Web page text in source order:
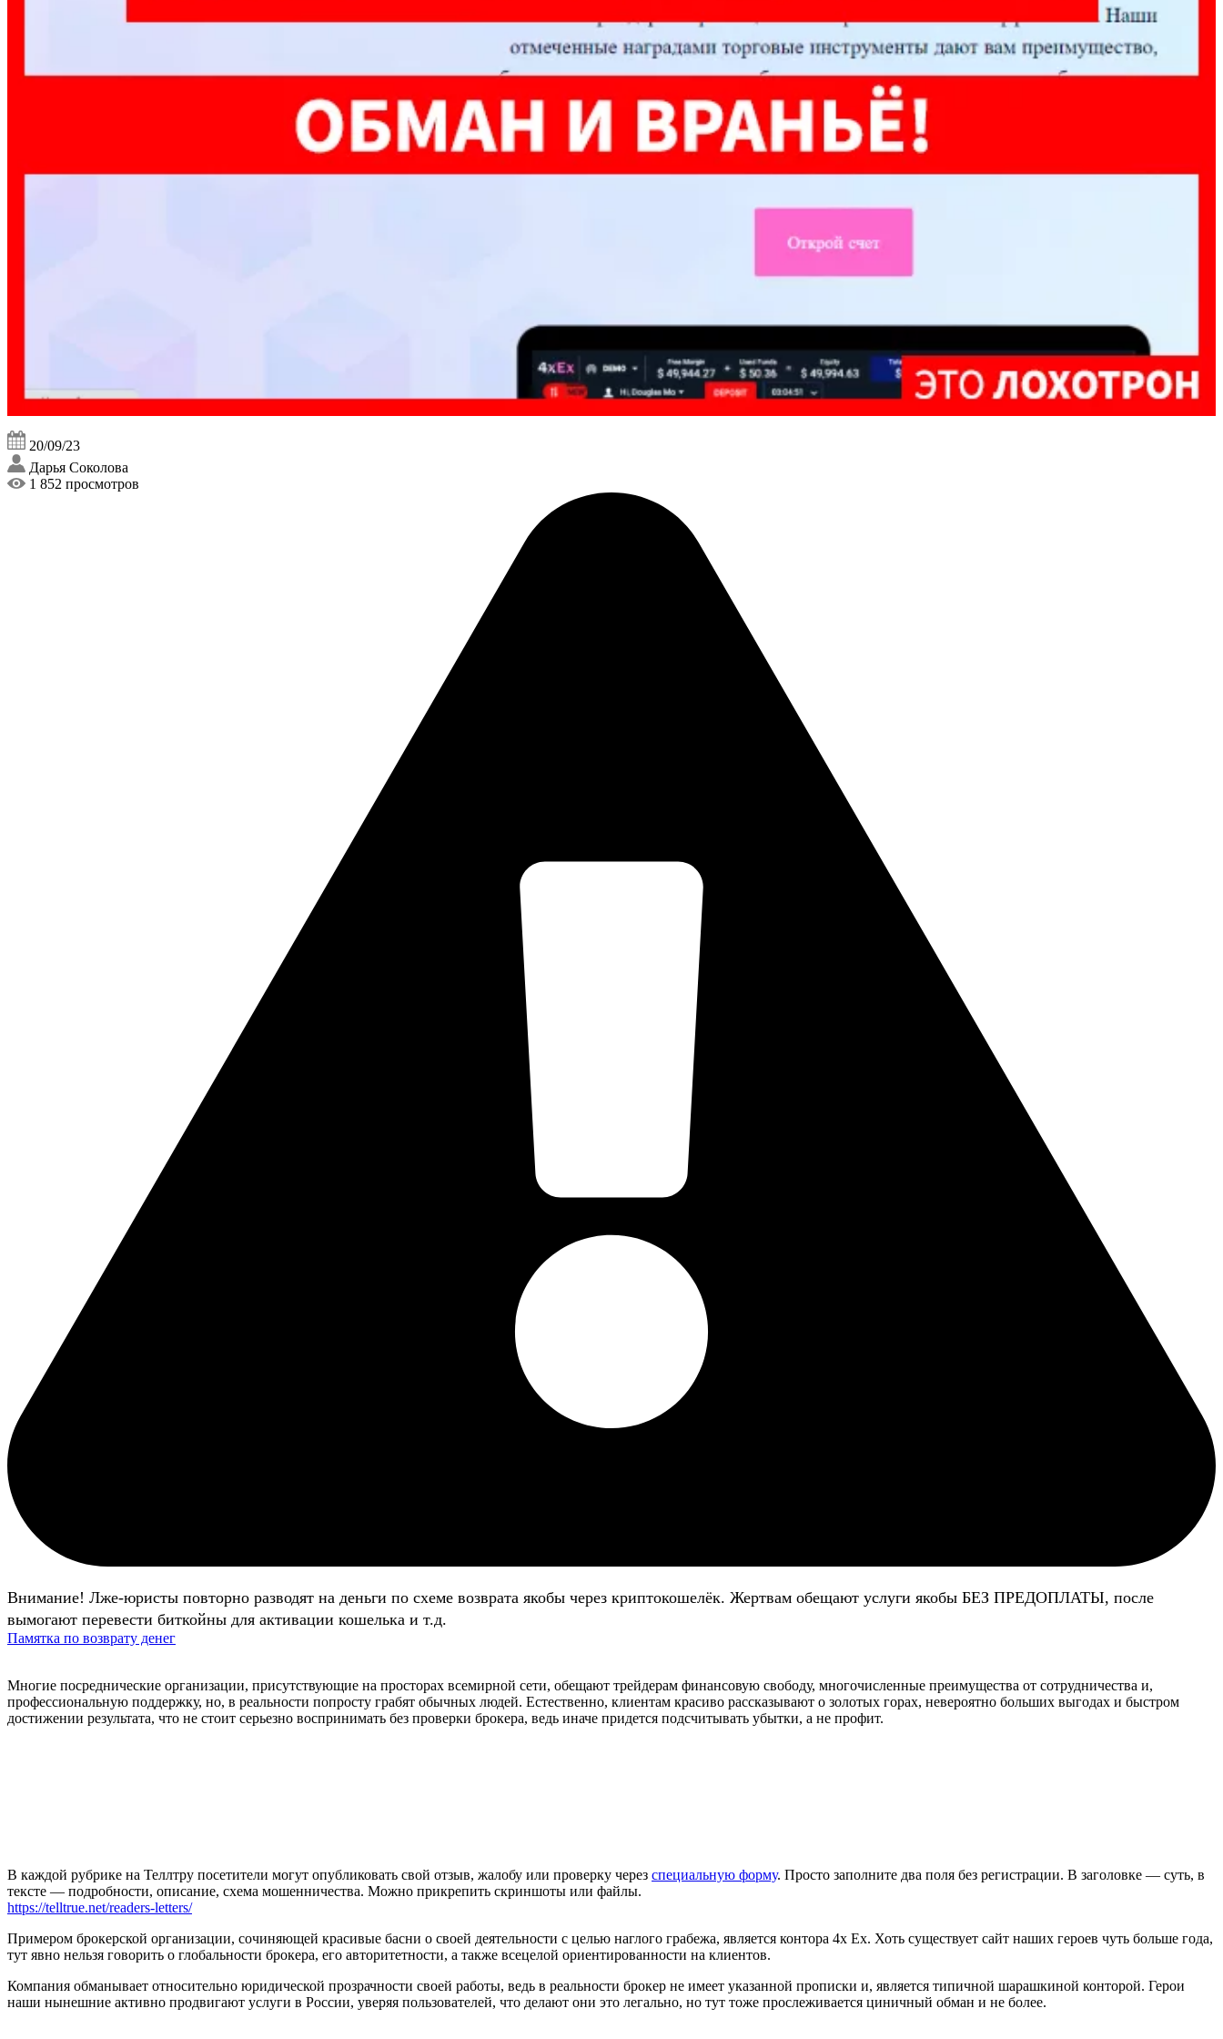
20/09/23
Дарья Соколова
1 852 просмотров
Внимание! Лже-юристы повторно разводят на деньги по схеме возврата якобы через криптокошелёк. Жертвам обещают услуги якобы БЕЗ ПРЕДОПЛАТЫ, после
вымогают перевести биткойны для активации кошелька и т.д.
Памятка по возврату денег
Многие посреднические организации, присутствующие на просторах всемирной сети, обещают трейдерам финансовую свободу, многочисленные преимущества от сотрудничества и,
профессиональную поддержку, но, в реальности попросту грабят обычных людей. Естественно, клиентам красиво рассказывают о золотых горах, невероятно больших выгодах и быстром
достижении результата, что не стоит серьезно воспринимать без проверки брокера, ведь иначе придется подсчитывать убытки, а не профит.
В каждой рубрике на Теллтру посетители могут опубликовать свой отзыв, жалобу или проверку через специальную форму. Просто заполните два поля без регистрации. В заголовке — суть, в
тексте — подробности, описание, схема мошенничества. Можно прикрепить скриншоты или файлы.
https://telltrue.net/readers-letters/
Примером брокерской организации, сочиняющей красивые басни о своей деятельности с целью наглого грабежа, является контора 4x Ex. Хоть существует сайт наших героев чуть больше года,
тут явно нельзя говорить о глобальности брокера, его авторитетности, а также всецелой ориентированности на клиентов.
Компания обманывает относительно юридической прозрачности своей работы, ведь в реальности брокер не имеет указанной прописки и, является типичной шарашкиной конторой. Герои
наши нынешние активно продвигают услуги в России, уверяя пользователей, что делают они это легально, но тут тоже прослеживается циничный обман и не более.